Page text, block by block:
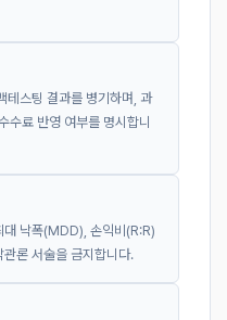
테스팅 결과를 병기하며, 과
료 반영 여부를 명시합니
대 낙폭(MDD), 손익비(R:R)
론 서술을 금지합니다.